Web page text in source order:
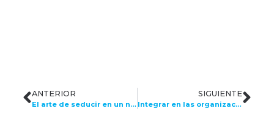
ANTERIOR
El arte de seducir en un nuevo contexto laboral
SIGUIENTE
Integrar en las organizaciones